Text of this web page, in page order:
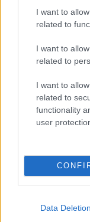
I want to
related to
I want to
related to
I want to
related to
functionality
user
Data Deletion
CÍMKÉK:
BALÁZS
Autópiac
Ford Mustang